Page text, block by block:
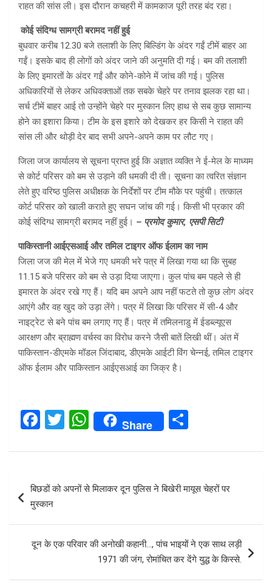
राहत की सांस ली। इस दौरान कचहरी में कामकाज पूरी तरह बंद रहा।
कोई संदिग्ध सामग्री बरामद नहीं हुई
बुधवार करीब 12.30 बजे तलाशी के लिए बिल्डिंग के अंदर गईं टीमें बाहर आ
गईं। इसके बाद ही लोगों को अंदर जाने की अनुमति दी गई। बम की तलाशी
के लिए इमारतों के अंदर गईं और कोने-कोने में जांच की गई। पुलिस
अधिकारियों से लेकर अधिवक्ताओं तक सबके चेहरे पर तनाव झलक रहा था।
सर्च टीमें बाहर आई तो उन्होंने चेहरे पर मुस्कान लिए हाथ से सब कुछ सामान्य
होने का इशारा किया। टीम के इस इशारे को देखकर हर किसी ने राहत की
सांस ली और थोड़ी देर बाद सभी अपने-अपने काम पर लौट गए।
जिला जज कार्यालय से सूचना प्राप्त हुई कि अज्ञात व्यक्ति ने ई-मेल के माध्यम
से कोर्ट परिसर को बम से उड़ाने की धमकी दी ती। सूचना का त्वरित संज्ञान
लेते हुए वरिष्ठ पुलिस अधीक्षक के निर्देशों पर टीम मौके पर पहुंची। तत्काल
कोर्ट परिसर को खाली कराते हुए सघन जांच की गई। किसी भी प्रकार की
कोई संदिग्ध सामग्री बरामद नहीं हुई। – प्रमोद कुमार, एसपी सिटी
पाकिस्तानी आईएसआई और तमिल टाइगर ऑफ ईलाम का नाम
जिला जज की मेल में भेजे गए धमकी भरे पत्र में लिखा गया था कि सुबह
11.15 बजे परिसर को बम से उड़ा दिया जाएगा। कुल पांच बम पहले से ही
इमारत के अंदर रखे गए हैं। यदि बम अपने आप नहीं फटते तो कुछ लोग अंदर
आएंगे और वह खुद को उड़ा लेंगे। पत्र में लिखा कि परिसर में सी-4 और
नाइट्रेट से बने पांच बम लगाए गए हैं। पत्र में तमिलनाडु में ईडब्ल्यूएस
आरक्षण और ब्राह्मण वर्चस्व का विरोध करने जैसी बातें लिखी थीं। अंत में
पाकिस्तान-डीएमके मॉडल जिंदाबाद, डीएमके आईटी विंग चेन्नई, तमिल टाइगर
ऑफ ईलाम और पाकिस्तान आईएसआई का जिक्र है।
F
ce
b
o
k
T
tt
er
W
h
at
s
A
p
Share
ar
navigation
बिछडों को अपनों से मिलाकर दून पुलिस ने बिखेरी मायूस चेहरों पर
मुस्कान
दून के एक परिवार की अनोखी कहानी…, पांच भाइयों ने एक साथ लड़ी
1971 की जंग, रोमांचित कर देंगे युद्ध के किस्से.